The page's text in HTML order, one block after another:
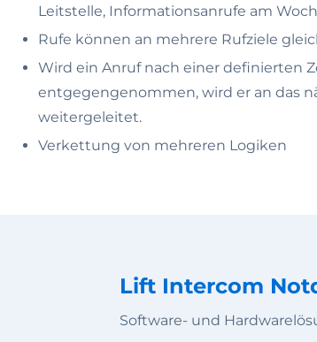
Leitstelle, Informationsanrufe am
Rufe können an mehrere Rufziele
Wird ein Anruf nach einer definierten
entgegengenommen, wird er an das
weitergeleitet.
Verkettung von mehreren Logiken
Lift Intercom
Software- und